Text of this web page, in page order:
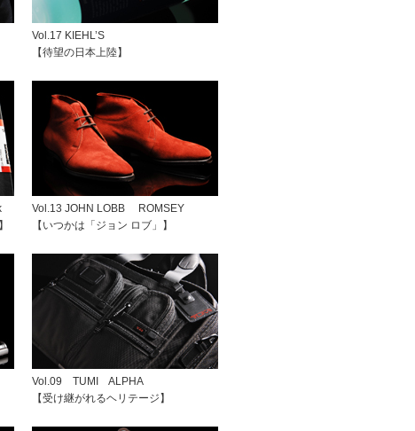
Vol.17 KIEHL’S
【待望の日本上陸】
Vol.13 JOHN LOBB ROMSEY
【いつかは「ジョン ロブ」】
Vol.09 TUMI ALPHA
【受け継がれるヘリテージ】